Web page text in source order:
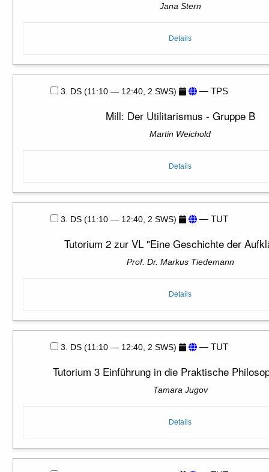
Jana Stern
Details
3. DS (11:10 — 12:40, 2 SWS) — TPS
Mill: Der Utilitarismus - Gruppe B
Martin Weichold
Details
3. DS (11:10 — 12:40, 2 SWS) — TUT
Tutorium 2 zur VL "Eine Geschichte der
Prof. Dr. Markus Tiedemann
Details
3. DS (11:10 — 12:40, 2 SWS) — TUT
Tutorium 3 Einführung in die Praktische
Tamara Jugov
Details